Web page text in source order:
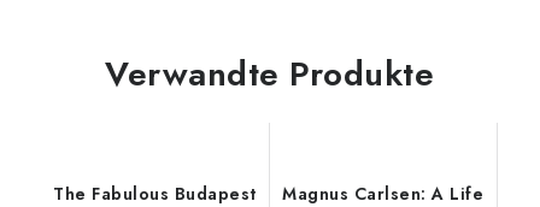
Verwandte Produkte
The Fabulous Budapest
Magnus Carlsen: A Life